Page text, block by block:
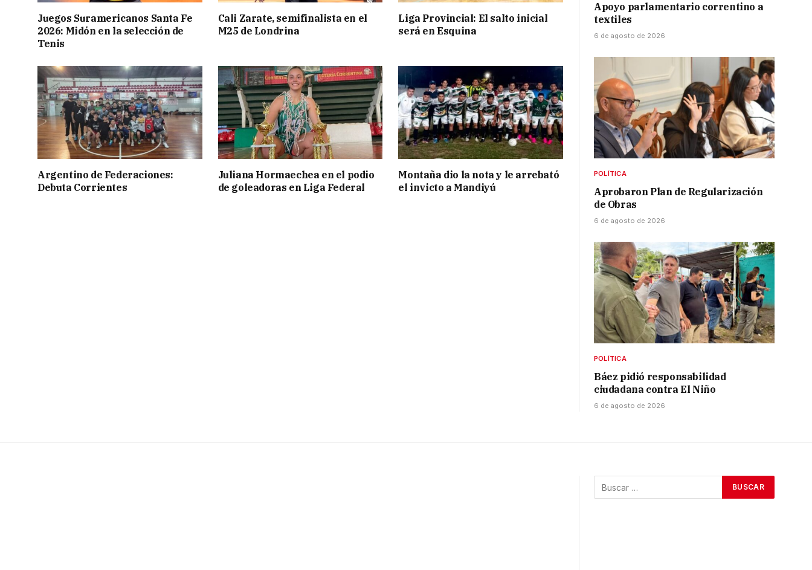
Juegos Suramericanos Santa Fe
2026: Midón en la selección de
Tenis
Cali Zarate, semifinalista en el
M25 de Londrina
Liga Provincial: El salto inicial
será en Esquina
Argentino de Federaciones:
Debuta Corrientes
Juliana Hormaechea en el podio
de goleadoras en Liga Federal
Montaña dio la nota y le arrebató
el invicto a Mandiyú
Apoyo parlamentario correntino a
textiles
6 de agosto de 2026
POLÍTICA
Aprobaron Plan de Regularización
de Obras
6 de agosto de 2026
POLÍTICA
Báez pidió responsabilidad
ciudadana contra El Niño
6 de agosto de 2026